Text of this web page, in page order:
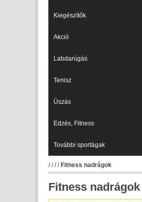
Kiegészítők
Akció
Labdarúgás
Tenisz
Úszás
Edzés, Fitness
További sportágak
//// Fitness nadrágok
Fitness nadrágok